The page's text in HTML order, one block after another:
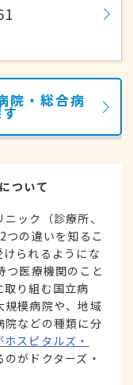
院・総合病
ついて
ック（診療所、
つの違いを知るこ
られるようにな
つ医療機関のこと
り組む国立病
規模病院や、地域
院などの種類に分
スピタルズ・
がドクターズ・